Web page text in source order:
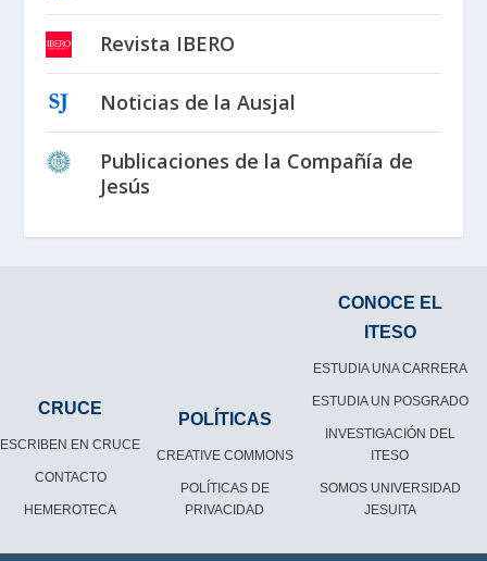
Revista IBERO
Noticias de la Ausjal
Publicaciones de la Compañía de
Jesús
CRUCE
ESCRIBEN EN CRUCE
CONTACTO
HEMEROTECA
POLÍTICAS
CREATIVE COMMONS
POLÍTICAS DE
PRIVACIDAD
CONOCE EL
ITESO
ESTUDIA UNA CARRERA
ESTUDIA UN POSGRADO
INVESTIGACIÓN DEL
ITESO
SOMOS UNIVERSIDAD
JESUITA